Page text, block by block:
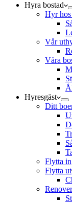
Hyra bostad
Hyr hos
Vår
Våra
Hyresgäst
Ditt
Flytta in
Flytta ut